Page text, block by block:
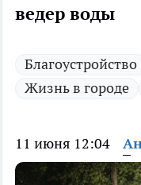
ведер воды
Благоустройство
Жизнь в городе
11 июня 12:04